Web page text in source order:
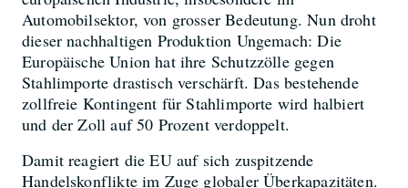
Automobilsektor, von grosser Bedeutung. Nun droht
dieser nachhaltigen Produktion Ungemach: Die
Europäische Union hat ihre Schutzzölle gegen
Stahlimporte drastisch verschärft. Das bestehende
zollfreie Kontingent für Stahlimporte wird halbiert
und der Zoll auf 50 Prozent verdoppelt.
Damit reagiert die EU auf sich zuspitzende
Handelskonflikte im Zuge globaler Überkapazitäten.